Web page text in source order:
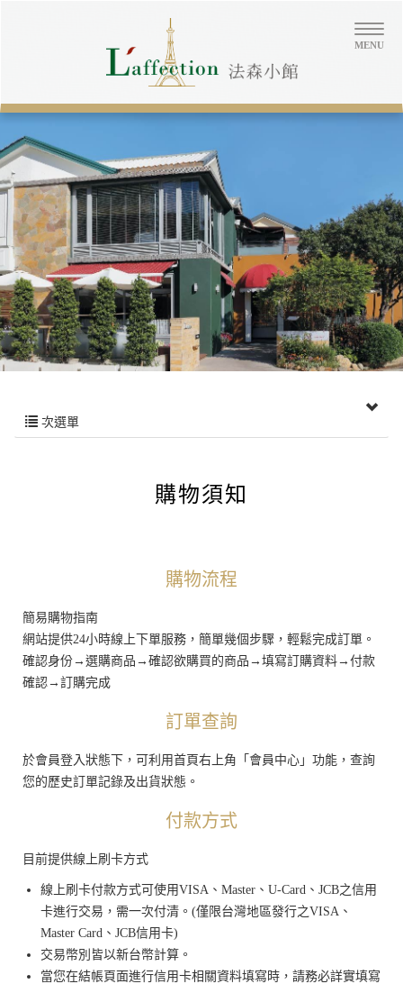
次選單
購物須知
購物流程
簡易購物指南
網站提供24小時線上下單服務，簡單幾個步驟，輕鬆完成訂單。
確認身份→選購商品→確認欲購買的商品→填寫訂購資料→付款
確認→訂購完成
訂單查詢
於會員登入狀態下，可利用首頁右上角「會員中心」功能，查詢
您的歷史訂單記錄及出貨狀態。
付款方式
目前提供線上刷卡方式
線上刷卡付款方式可使用VISA、Master、U-Card、JCB之信用
卡進行交易，需一次付清。(僅限台灣地區發行之VISA、
Master Card、JCB信用卡)
交易幣別皆以新台幣計算。
當您在結帳頁面進行信用卡相關資料填寫時，請務必詳實填寫